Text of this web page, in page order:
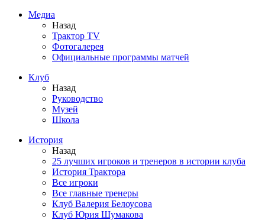
Медиа
Назад
Трактор TV
Фотогалерея
Официальные программы матчей
Клуб
Назад
Руководство
Музей
Школа
История
Назад
25 лучших игроков и тренеров в истории клуба
История Трактора
Все игроки
Все главные тренеры
Клуб Валерия Белоусова
Клуб Юрия Шумакова